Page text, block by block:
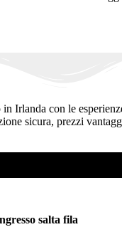
Irlanda con le
sicura, prezzi
salta fila